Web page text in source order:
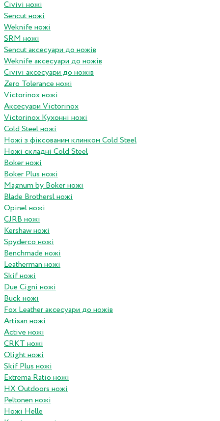
Civivi ножі
Sencut ножі
Weknife ножі
SRM ножі
Sencut аксесуари до ножів
Weknife аксесуари до ножів
Civivi аксесуари до ножів
Zero Tolerance ножі
Victorinox ножі
Аксесуари Victorinox
Victorinox Кухонні ножі
Cold Steel ножі
Ножі з фіксованим клинком Cold Steel
Ножі складні Cold Steel
Boker ножі
Boker Plus ножі
Magnum by Boker ножі
Blade Brothersl ножі
Opinel ножі
CJRB ножі
Kershaw ножі
Spyderco ножі
Benchmade ножі
Leatherman ножі
Skif ножі
Due Cigni ножі
Buck ножі
Fox Leather аксесуари до ножів
Artisan ножі
Active ножі
CRKT ножі
Olight ножі
Skif Plus ножі
Extrema Ratio ножі
HX Outdoors ножі
Peltonen ножі
Ножі Helle